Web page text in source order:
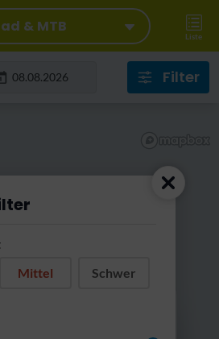
& MTB
Liste
Filter
Mittel Schwer